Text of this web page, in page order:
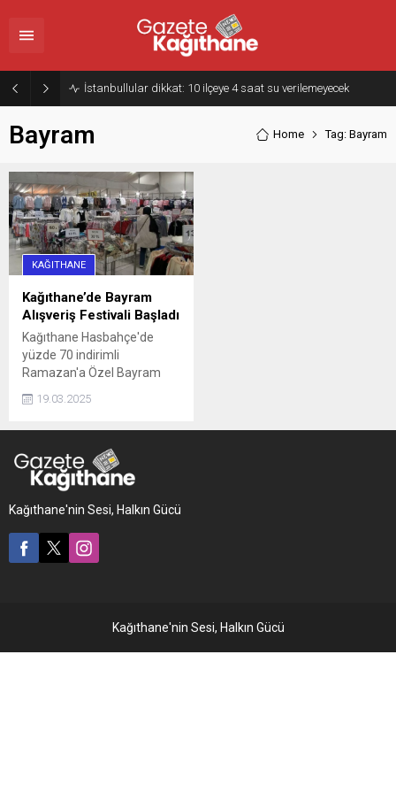
İstanbullular dikkat: 10 ilçeye 4 saat su verilemeyecek
Bayram Home Tag: Bayram
KAĞITHANE
Kağıthane’de Bayram
Alışveriş Festivali Başladı
Kağıthane Hasbahçe'de
yüzde 70 indirimli
Ramazan'a Özel Bayram
düzenleniyor.
19.03.2025
Kağıthane'nin Sesi, Halkın Gücü
Kağıthane'nin Sesi, Halkın Gücü